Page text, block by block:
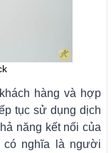
hàng và hợp
tục sử dụng dịch
năng kết nối của
có nghĩa là người